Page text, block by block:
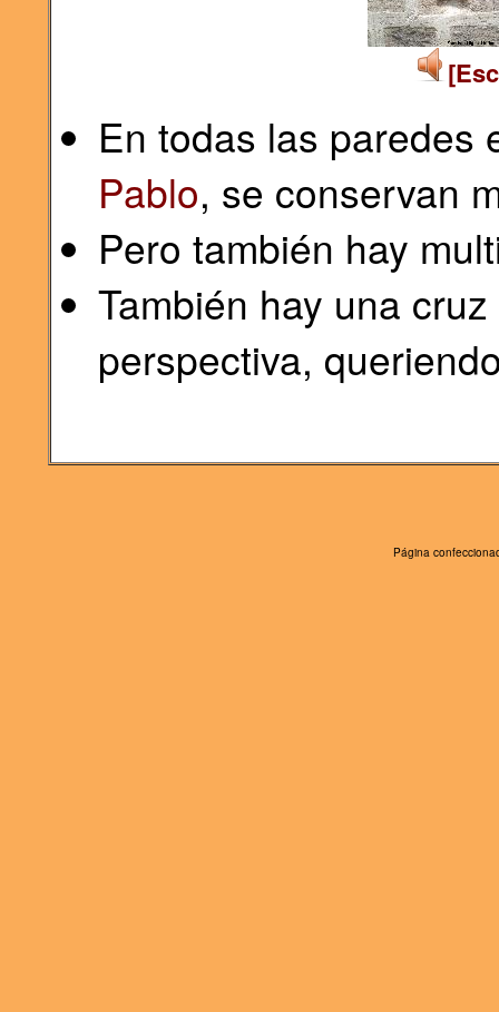
En todas las paredes
Pablo, se conservan
Pero también hay
También hay una
perspectiva,
Página